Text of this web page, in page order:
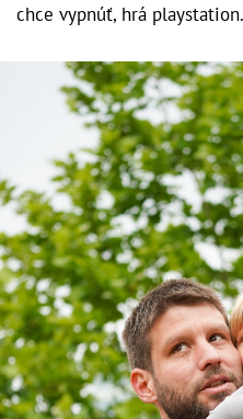
chce vypnúť, hrá playstation.